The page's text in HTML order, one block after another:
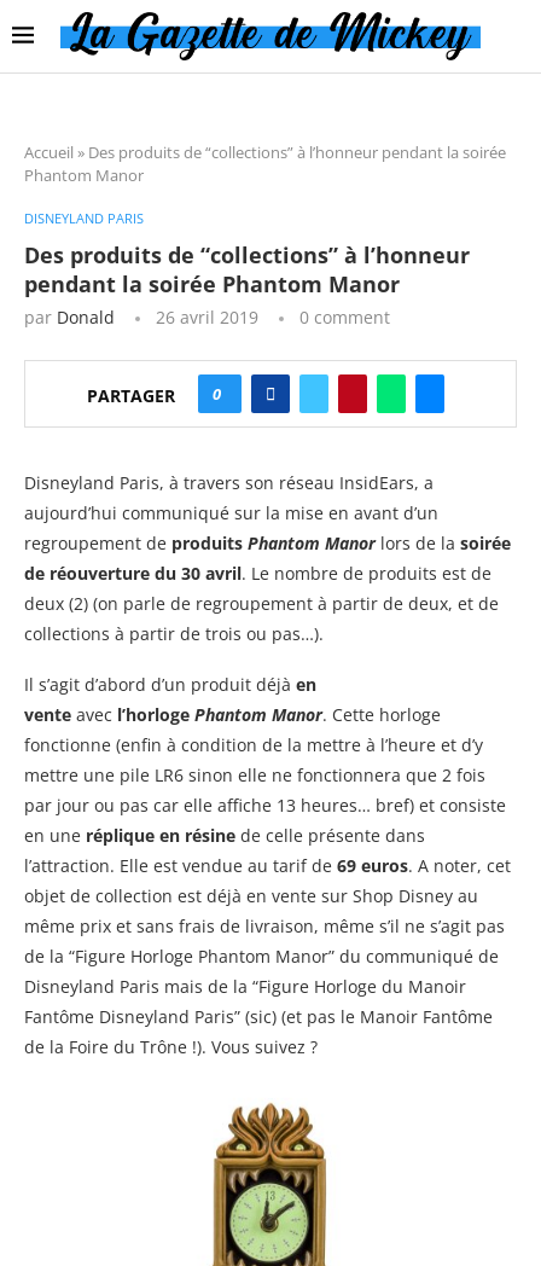
Accueil » Des produits de “collections” à l’honneur pendant la soirée
Phantom Manor
DISNEYLAND PARIS
Des produits de “collections” à l’honneur
pendant la soirée Phantom Manor
par Donald 26 avril 2019 0 comment
PARTAGER 0
Disneyland Paris, à travers son réseau InsidEars, a
aujourd’hui communiqué sur la mise en avant d’un
regroupement de produits Phantom Manorlors de la soirée
de réouverture du 30 avril. Le nombre de produits est de
deux (2) (on parle de regroupement à partir de deux, et de
collections à partir de trois ou pas…).
Il s’agit d’abord d’un produit déjà en
vente avec l’horloge Phantom Manor. Cette horloge
fonctionne (enfin à condition de la mettre à l’heure et d’y
mettre une pile LR6 sinon elle ne fonctionnera que 2 fois
par jour ou pas car elle affiche 13 heures… bref) et consiste
en une réplique en résine de celle présente dans
l’attraction. Elle est vendue au tarif de 69 euros. A noter, cet
objet de collection est déjà en vente sur Shop Disney au
même prix et sans frais de livraison, même s’il ne s’agit pas
de la “Figure Horloge Phantom Manor” du communiqué de
Disneyland Paris mais de la “Figure Horloge du Manoir
Fantôme Disneyland Paris” (sic) (et pas le Manoir Fantôme
de la Foire du Trône !). Vous suivez ?